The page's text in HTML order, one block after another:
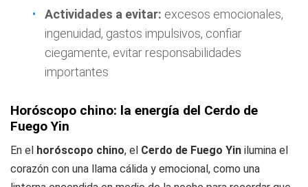
Actividades a evitar: excesos emocionales,
ingenuidad, gastos impulsivos, confiar
ciegamente, evitar responsabilidades
importantes
Horóscopo chino: la energía del Cerdo de
Fuego Yin
En el horóscopo chino, el Cerdo de Fuego Yin ilumina el
corazón con una llama cálida y emocional, como una